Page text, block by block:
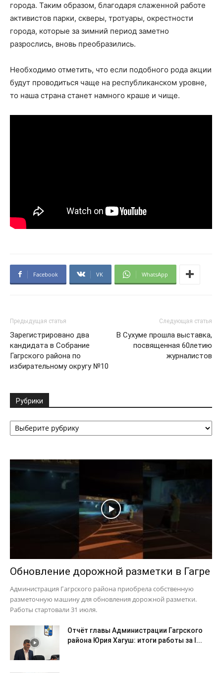
города. Таким образом, благодаря слаженной работе
активистов парки, скверы, тротуары, окрестности
города, которые за зимний период заметно
разрослись, вновь преобразились.
Необходимо отметить, что если подобного рода акции
будут проводиться чаще на республиканском уровне,
то наша страна станет намного краше и чище.
Facebook VK WhatsApp
Предыдущая статья
Зарегистрировано два
кандидата в Собрание
Гагрского района по
избирательному округу №10
Следующая статья
В Сухуме прошла выставка,
посвященная 60летию
журналистов
Рубрики
Рубрики
Обновление дорожной разметки в Гагре
Администрация Гагрского района приобрела собственную
разметочную машину для обновления дорожной разметки.
Работы стартовали 31 июля.
Отчёт главы Администрации Гагрского
района Юрия Хагуш: итоги работы за I...